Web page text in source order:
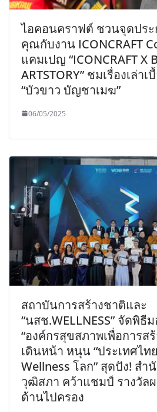
ไอคอนคราฟต์ ชวนจุดปร
คุณกับงาน ICONCRAFT
แคมเปญ “ICONCRAFT X
ARTSTORY” ชมเรื่องเล่า
“บัวขาว บัญชาเมฆ”
06/05/2025
สถาบันการสร้างชาติและ
“นสช.WELLNESS” จัดพิธี
“องค์กรสุขสภาพเพื่อการส
เดินหน้า หนุน “ประเทศไท
Wellness โลก” สุดปัง! สำ
วุฒิสภา คว้าแชมป์ รางวัล
ด้านไปครอง